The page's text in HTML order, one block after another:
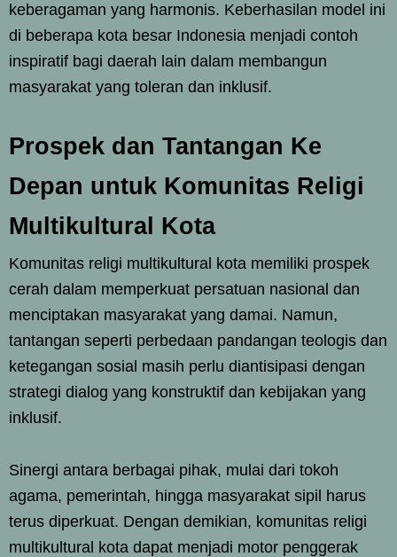
keberagaman yang harmonis. Keberhasilan model ini
di beberapa kota besar Indonesia menjadi contoh
inspiratif bagi daerah lain dalam membangun
masyarakat yang toleran dan inklusif.
Prospek dan Tantangan Ke
Depan untuk Komunitas Religi
Multikultural Kota
Komunitas religi multikultural kota memiliki prospek
cerah dalam memperkuat persatuan nasional dan
menciptakan masyarakat yang damai. Namun,
tantangan seperti perbedaan pandangan teologis dan
ketegangan sosial masih perlu diantisipasi dengan
strategi dialog yang konstruktif dan kebijakan yang
inklusif.
Sinergi antara berbagai pihak, mulai dari tokoh
agama, pemerintah, hingga masyarakat sipil harus
terus diperkuat. Dengan demikian, komunitas religi
multikultural kota dapat menjadi motor penggerak